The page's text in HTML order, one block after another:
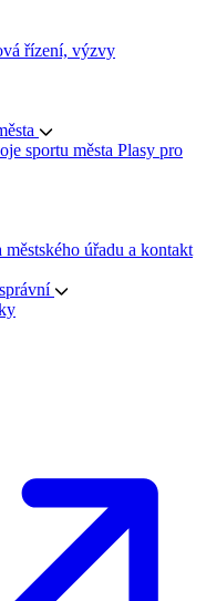
řízení, výzvy
sportu města Plasy pro
úřadu a kontakt